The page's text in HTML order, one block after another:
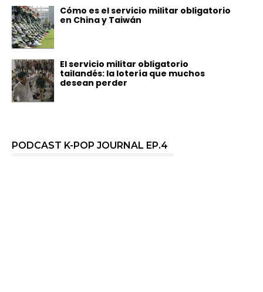
Cómo es el servicio militar obligatorio
en China y Taiwán
El servicio militar obligatorio
tailandés: la lotería que muchos
desean perder
PODCAST K-POP JOURNAL EP.4